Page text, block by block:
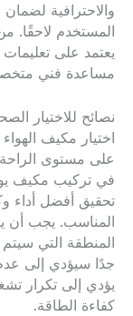
والاحترافية
المستخدم لاحقًا.
يعتمد على
مساعدة فني
نصائح للاختيار
اختيار مكيف
على مستوى الراحة
في تركيب مكيف
تحقيق أفضل أداء
المناسب. يجب أن
المنطقة التي
جدًا سيؤدي إلى عدم
يؤدي إلى تكرار
كفاءة الطاقة.